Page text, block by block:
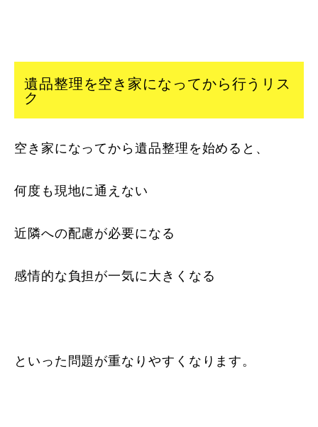
遺品整理を空き家になってから行うリス
ク
空き家になってから遺品整理を始めると、
何度も現地に通えない
近隣への配慮が必要になる
感情的な負担が一気に大きくなる
といった問題が重なりやすくなります。